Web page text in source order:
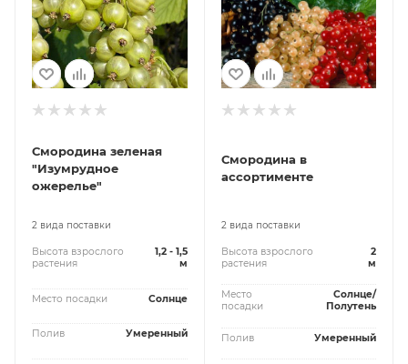
Смородина зеленая
"Изумрудное
ожерелье"
2 вида поставки
Высота взрослого
растения
1,2 - 1,5
м
Место посадки Солнце
Полив Умеренный
Смородина в
ассортименте
2 вида поставки
Высота взрослого
растения
2
м
Место
посадки
Солнце/
Полутень
Полив Умеренный